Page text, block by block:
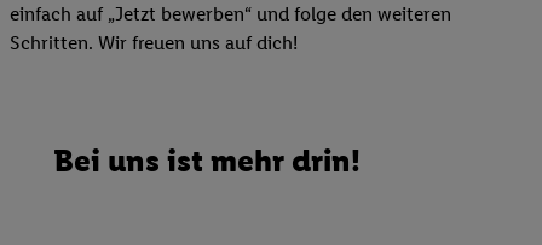
einfach auf „Jetzt bewerben“ und folge den weiteren
Schritten. Wir freuen uns auf dich!
Bei uns ist mehr drin!